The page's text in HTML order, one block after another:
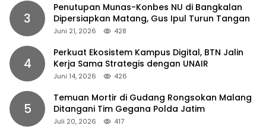
3
Penutupan Munas-Konbes NU di Bangkalan
Dipersiapkan Matang, Gus Ipul Turun Tangan
Juni 21, 2026 428
4
Perkuat Ekosistem Kampus Digital, BTN Jalin
Kerja Sama Strategis dengan UNAIR
Juni 14, 2026 426
5
Temuan Mortir di Gudang Rongsokan Malang
Ditangani Tim Gegana Polda Jatim
Juli 20, 2026 417